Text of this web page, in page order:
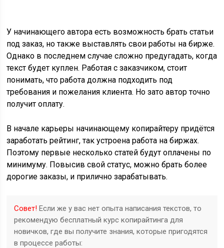
У начинающего автора есть возможность брать статьи
под заказ, но также выставлять свои работы на бирже.
Однако в последнем случае сложно предугадать, когда
текст будет куплен. Работая с заказчиком, стоит
понимать, что работа должна подходить под
требования и пожелания клиента. Но зато автор точно
получит оплату.
В начале карьеры начинающему копирайтеру придётся
заработать рейтинг, так устроена работа на биржах.
Поэтому первые несколько статей будут оплачены по
минимуму. Повысив свой статус, можно брать более
дорогие заказы, и прилично зарабатывать.
Совет! Если же у вас нет опыта написания текстов, то
рекомендую бесплатный курс копирайтинга для
новичков, где вы получите знания, которые пригодятся
в процессе работы: